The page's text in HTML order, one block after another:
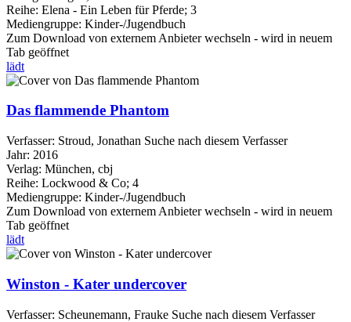
Reihe: Elena - Ein Leben für Pferde; 3
Mediengruppe: Kinder-/Jugendbuch
Zum Download von externem Anbieter wechseln - wird in neuem
Tab geöffnet
lädt
Das flammende Phantom
Verfasser: Stroud, Jonathan Suche nach diesem Verfasser
Jahr: 2016
Verlag: München, cbj
Reihe: Lockwood & Co; 4
Mediengruppe: Kinder-/Jugendbuch
Zum Download von externem Anbieter wechseln - wird in neuem
Tab geöffnet
lädt
Winston - Kater undercover
Verfasser: Scheunemann, Frauke Suche nach diesem Verfasser